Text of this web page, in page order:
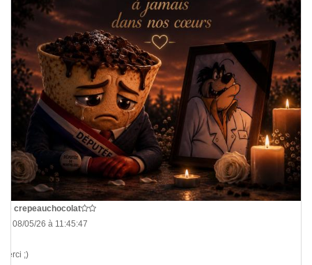
crepeauchocolat
Le 08/05/26 à 11:45:47
Merci ;)